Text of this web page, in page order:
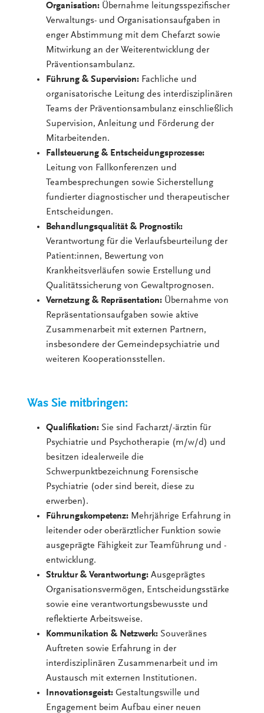
Organisation: Übernahme leitungsspezifischer
Verwaltungs- und Organisationsaufgaben in
enger Abstimmung mit dem Chefarzt sowie
Mitwirkung an der Weiterentwicklung der
Präventionsambulanz.
Führung & Supervision: Fachliche und
organisatorische Leitung des interdisziplinären
Teams der Präventionsambulanz einschließlich
Supervision, Anleitung und Förderung der
Mitarbeitenden.
Fallsteuerung & Entscheidungsprozesse:
Leitung von Fallkonferenzen und
Teambesprechungen sowie Sicherstellung
fundierter diagnostischer und therapeutischer
Entscheidungen.
Behandlungsqualität & Prognostik:
Verantwortung für die Verlaufsbeurteilung der
Patient:innen, Bewertung von
Krankheitsverläufen sowie Erstellung und
Qualitätssicherung von Gewaltprognosen.
Vernetzung & Repräsentation: Übernahme von
Repräsentationsaufgaben sowie aktive
Zusammenarbeit mit externen Partnern,
insbesondere der Gemeindepsychiatrie und
weiteren Kooperationsstellen.
Was Sie mitbringen:
Qualifikation: Sie sind Facharzt/-ärztin für
Psychiatrie und Psychotherapie (m/w/d) und
besitzen idealerweile die
Schwerpunktbezeichnung Forensische
Psychiatrie (oder sind bereit, diese zu
erwerben).
Führungskompetenz: Mehrjährige Erfahrung in
leitender oder oberärztlicher Funktion sowie
ausgeprägte Fähigkeit zur Teamführung und -
entwicklung.
Struktur & Verantwortung:Ausgeprägtes
Organisationsvermögen, Entscheidungsstärke
sowie eine verantwortungsbewusste und
reflektierte Arbeitsweise.
Kommunikation & Netzwerk: Souveränes
Auftreten sowie Erfahrung in der
interdisziplinären Zusammenarbeit und im
Austausch mit externen Institutionen.
Innovationsgeist:Gestaltungswille und
Engagement beim Aufbau einer neuen